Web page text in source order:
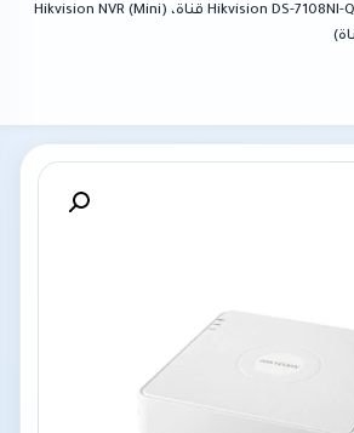
مسجل شبكي Hikvision DS-7108NI-Q1/8P/M — 8 قناة، Hikvision NVR (Mini)